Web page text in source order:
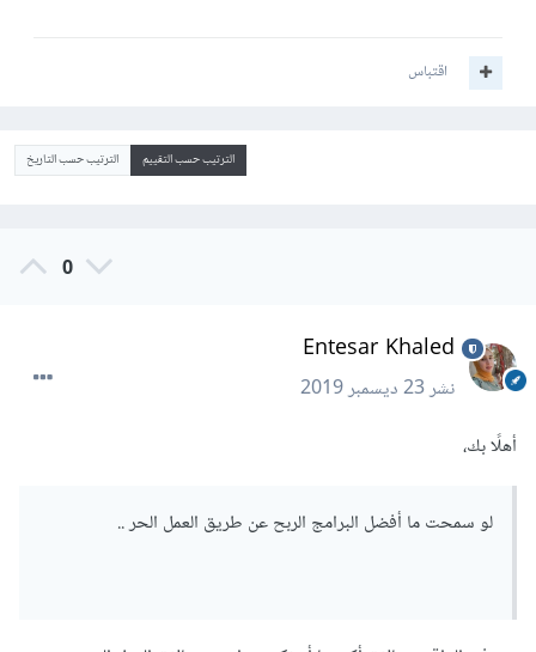
اقتباس
الترتيب حسب التقييم الترتيب حسب التاريخ
0
Entesar Khaled
نشر23 ديسمبر 2019
أهلًا بك،
لو سمحت ما أفضل البرامج الربح عن طريق العمل الحر ..